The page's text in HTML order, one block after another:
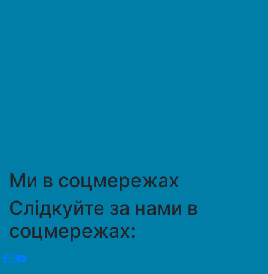
Ми в соцмережах
Слідкуйте за нами в
соцмережах: